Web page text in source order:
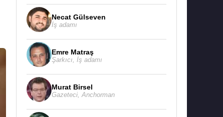
Necat Gülseven
İş adamı
Emre Matraş
Şarkıcı İş adamı
Murat Birsel
Gazeteci, Anchorman